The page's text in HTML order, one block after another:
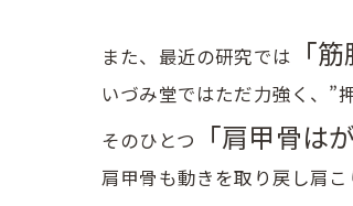
また、最近の研究では 「
いづみ堂ではただ力強く、”
そのひとつ
「肩甲骨は
肩甲骨も動きを取り戻し肩